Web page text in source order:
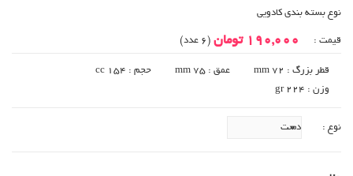
نوع بسته بندی کادویی
قیمت : 190,000 تومان (6 عدد)
قطر بزرگ : 72 mm عمق : 75 mm
حجم : 154 cc
وزن : 224 gr
نوع :